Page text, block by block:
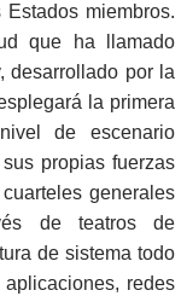
miembros.
que ha llamado
desarrollado por la
la primera
de escenario
propias fuerzas
generales
de teatros de
de sistema todo
redes